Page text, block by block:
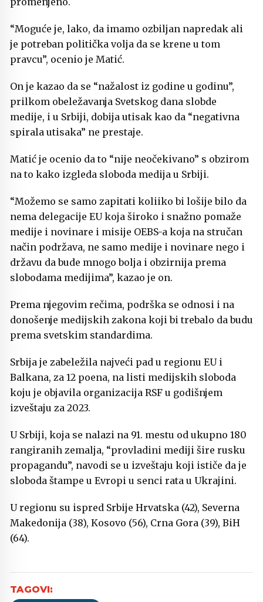
“Moguće je, lako, da imamo ozbiljan napredak ali
je potreban politička volja da se krene u tom
pravcu”, ocenio je Matić.
On je kazao da se “nažalost iz godine u godinu”,
prilkom obeležavanja Svetskog dana slobde
medije, i u Srbiji, dobija utisak kao da “negativna
spirala utisaka” ne prestaje.
Matić je ocenio da to “nije neočekivano” s obzirom
na to kako izgleda sloboda medija u Srbiji.
“Možemo se samo zapitati koliiko bi lošije bilo da
nema delegacije EU koja široko i snažno pomaže
medije i novinare i misije OEBS-a koja na stručan
način podržava, ne samo medije i novinare nego i
državu da bude mnogo bolja i obzirnija prema
slobodama medijima”, kazao je on.
Prema njegovim rečima, podrška se odnosi i na
donošenje medijskih zakona koji bi trebalo da budu
prema svetskim standardima.
Srbija je zabeležila najveći pad u regionu EU i
Balkana, za 12 poena, na listi medijskih sloboda
koju je objavila organizacija RSF u godišnjem
izveštaju za 2023.
U Srbiji, koja se nalazi na 91. mestu od ukupno 180
rangiranih zemalja, “provladini mediji šire rusku
propagandu”, navodi se u izveštaju koji ističe da je
sloboda štampe u Evropi u senci rata u Ukrajini.
U regionu su ispred Srbije Hrvatska (42), Severna
Makedonija (38), Kosovo (56), Crna Gora (39), BiH
(64).